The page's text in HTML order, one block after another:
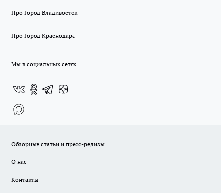
Про Город Владивосток
Про Город Краснодара
Мы в социальных сетях
Обзорные статьи и пресс-релизы
О нас
Контакты